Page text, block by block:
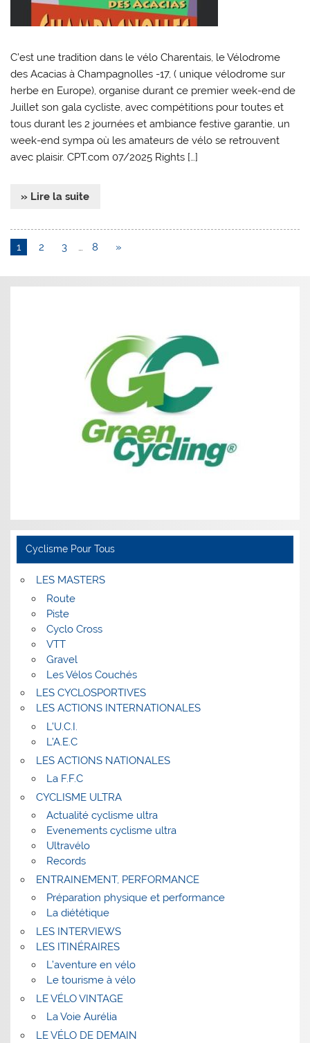
C’est une tradition dans le vélo Charentais, le Vélodrome
des Acacias à Champagnolles -17, ( unique vélodrome sur
herbe en Europe), organise durant ce premier week-end de
Juillet son gala cycliste, avec compétitions pour toutes et
tous durant les 2 journées et ambiance festive garantie, un
week-end sympa où les amateurs de vélo se retrouvent
avec plaisir. CPT.com 07/2025 Rights […]
» Lire la suite
1 2 3 … 8 »
Cyclisme Pour Tous
LES MASTERS
Route
Piste
Cyclo Cross
VTT
Gravel
Les Vélos Couchés
LES CYCLOSPORTIVES
LES ACTIONS INTERNATIONALES
L’U.C.I.
L’A.E.C
LES ACTIONS NATIONALES
La F.F.C
CYCLISME ULTRA
Actualité cyclisme ultra
Evenements cyclisme ultra
Ultravélo
Records
ENTRAINEMENT, PERFORMANCE
Préparation physique et performance
La diététique
LES INTERVIEWS
LES ITINÉRAIRES
L’aventure en vélo
Le tourisme à vélo
LE VÉLO VINTAGE
La Voie Aurélia
LE VÉLO DE DEMAIN